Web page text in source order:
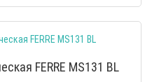
FERRE MS131 BL